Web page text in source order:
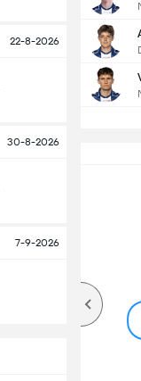
22-8-2026
30-8-2026
7-9-2026